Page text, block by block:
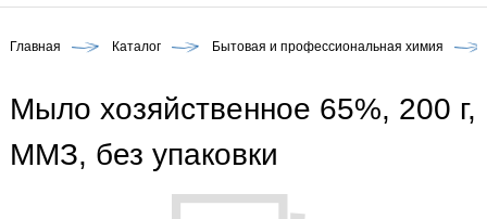
Главная Каталог Бытовая и профессиональная химия
Мыло хозяйственное 65%, 200 г,
ММЗ, без упаковки